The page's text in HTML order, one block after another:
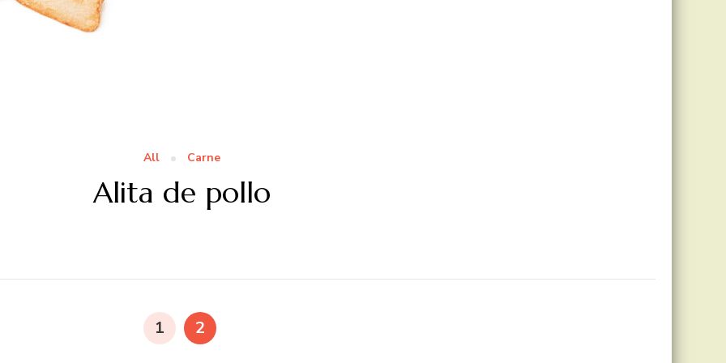
All Carne
Alita de pollo
PÁGINA
1 PÁGINA
2